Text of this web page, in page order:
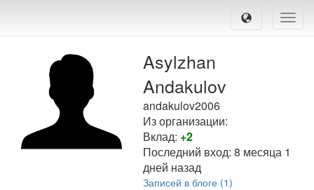
Toggle
Asylzhan
Andakulov
andakulov2006
Из организации:
Вклад: +2
Последний вход:8 месяца 1
дней назад
Записей в блоге (1)